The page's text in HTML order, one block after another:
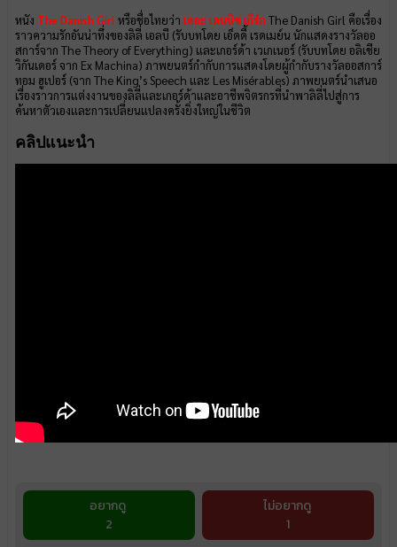
หนัง The Danish Girl หรือชื่อไทยว่า เดอะ เดนนิช เกิร์ล The Danish Girl คือเรื่อง
ราวความรักอันน่าทึ่งของลิลี่ เอลบี (รับบทโดย เอ็ดดี้ เรดเมย์น นักแสดงรางวัลออ
สการ์จาก The Theory of Everything) และเกอร์ด้า เวเกเนอร์ (รับบทโดย อลิเชีย
วิกันเดอร์ จาก Ex Machina) ภาพยนตร์กำกับการแสดงโดยผู้กำกับรางวัลออสการ์
ทอม ฮูเปอร์ (จาก The King’s Speech และ Les Misérables) ภาพยนตร์นำเสนอ
เรื่องราวการแต่งงานของลิลี่และเกอร์ด้าและอาชีพจิตรกรที่นำพาลิลี่ไปสู่การ
ค้นหาตัวเองและการเปลี่ยนแปลงครั้งยิ่งใหญ่ในชีวิต
คลิปแนะนำ
อยากดู
2
ไม่อยากดู
1